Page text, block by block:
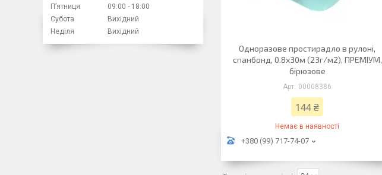
Одноразове простирадло в рулоні,
спанбонд, 0.8х30м (23г/м2), ПРЕМІУМ,
бірюзове
00008386
144 ₴
Немає в наявності
+380 (99) 717-74-07
Пʼятниця
09:00
18:00
Субота
Вихідний
Неділя
Вихідний